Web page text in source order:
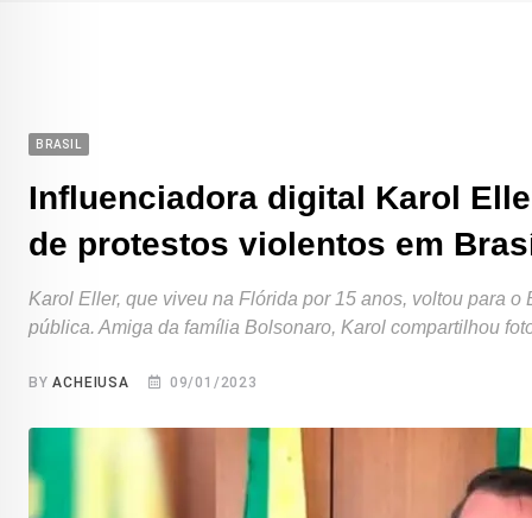
BRASIL
Influenciadora digital Karol
de protestos violentos em
Karol Eller, que viveu na Flórida por 15 anos, voltou para
pública. Amiga da família Bolsonaro, Karol compartilhou
BYACHEIUSA 09/01/2023